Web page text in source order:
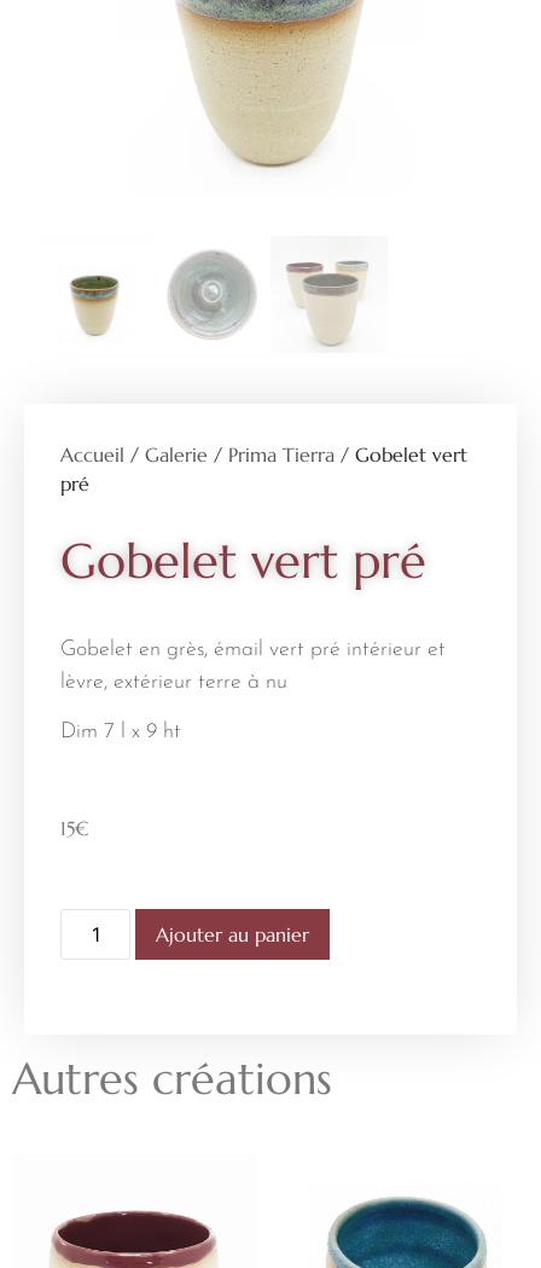
Accueil / Galerie / Prima Tierra / Gobelet vert
pré
Gobelet vert pré
Gobelet en grès, émail vert pré intérieur et
lèvre, extérieur terre à nu
Dim 7 l x 9 ht
15€
Ajouter au panier
Autres créations